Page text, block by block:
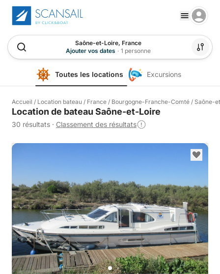
Saône-et-Loire, France
Ajouter vos dates · 1 personne
Toutes les locations Excursions
Accueil / Location bateau / France / Bourgogne-Franche-Comté / Saône-
Location de bateau Saône-et-Loire
30 résultats · Classement des résultats